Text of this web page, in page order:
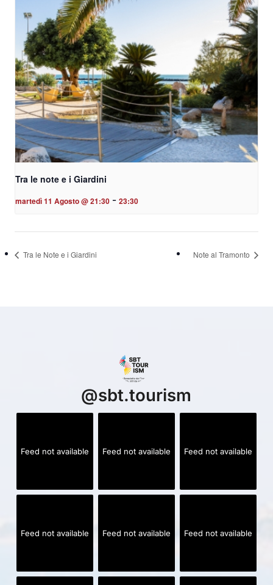
Tra le note e i Giardini
martedì 11 Agosto @ 21:30 - 23:30
Tra le Note e i Giardini Note al Tramonto
@sbt.tourism
Feed not available Feed not available Feed not available
Feed not available Feed not available Feed not available